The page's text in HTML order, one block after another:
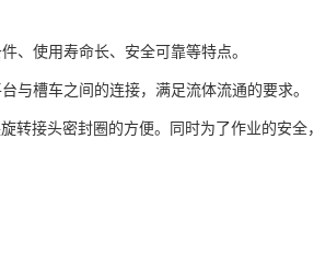
、使用寿命长、安全可靠等特点。
与槽车之间的连接，满足流体流通的要求。
转接头密封圈的方便。同时为了作业的安全